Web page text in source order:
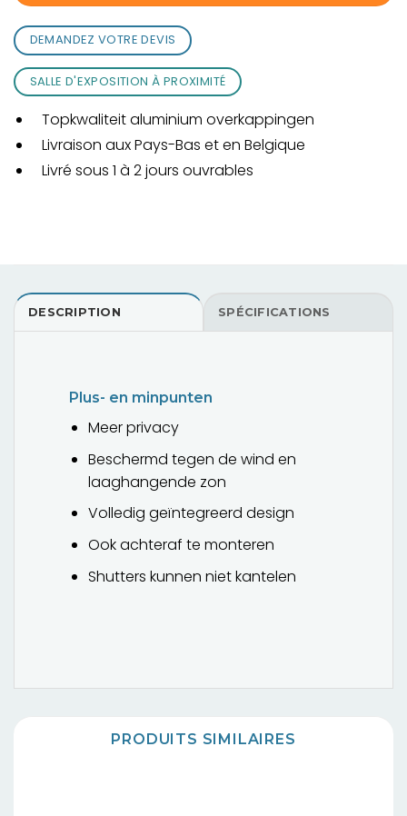
DEMANDEZ VOTRE DEVIS
SALLE D'EXPOSITION À PROXIMITÉ
Topkwaliteit aluminium overkappingen
Livraison aux Pays-Bas et en Belgique
Livré sous 1 à 2 jours ouvrables
DESCRIPTION SPÉCIFICATIONS
Plus- en minpunten
Meer privacy
Beschermd tegen de wind en
laaghangende zon
Volledig geïntegreerd design
Ook achteraf te monteren
Shutters kunnen niet kantelen
PRODUITS SIMILAIRES